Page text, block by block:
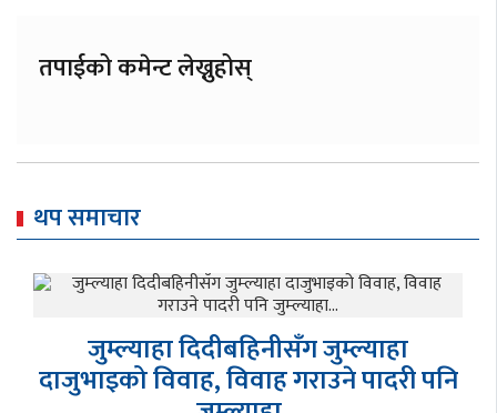
तपाईको कमेन्ट लेख्नुहोस्
थप समाचार
जुम्ल्याहा दिदीबहिनीसँग जुम्ल्याहा
दाजुभाइको विवाह, विवाह गराउने पादरी पनि